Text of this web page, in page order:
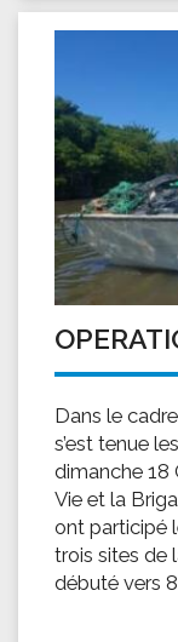
Dans le
s’est tenue
dimanche 18
Vie et la
ont participé
trois sites de
débuté vers